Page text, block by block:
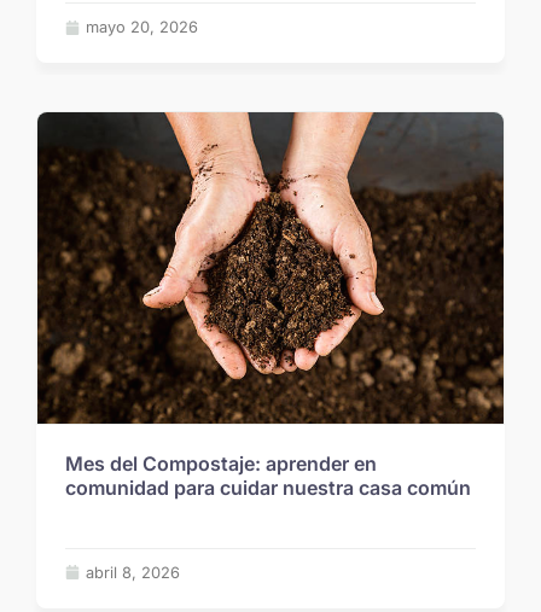
mayo 20, 2026
Mes del Compostaje: aprender en
comunidad para cuidar nuestra casa común
abril 8, 2026